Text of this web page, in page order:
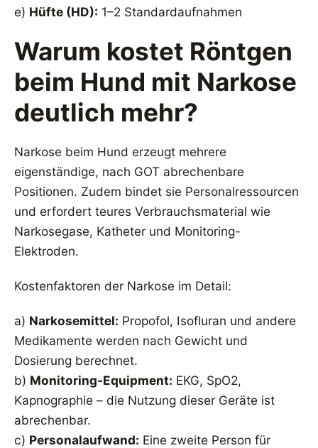
e) Hüfte (HD): 1–2 Standardaufnahmen
Warum kostet Röntgen
beim Hund mit Narkose
deutlich mehr?
Narkose beim Hund erzeugt mehrere
eigenständige, nach GOT abrechenbare
Positionen. Zudem bindet sie Personalressourcen
und erfordert teures Verbrauchsmaterial wie
Narkosegase, Katheter und Monitoring-
Elektroden.
Kostenfaktoren der Narkose im Detail:
a) Narkosemittel: Propofol, Isofluran und andere
Medikamente werden nach Gewicht und
Dosierung berechnet.
b) Monitoring-Equipment: EKG, SpO2,
Kapnographie – die Nutzung dieser Geräte ist
abrechenbar.
c) Personalaufwand: Eine zweite Person für